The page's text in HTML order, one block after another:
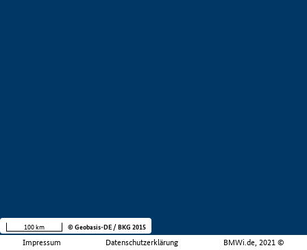
Impressum Datenschutzerklärung BMWi.de, 2021 ©
100 km © Geobasis-DE / BKG 2015